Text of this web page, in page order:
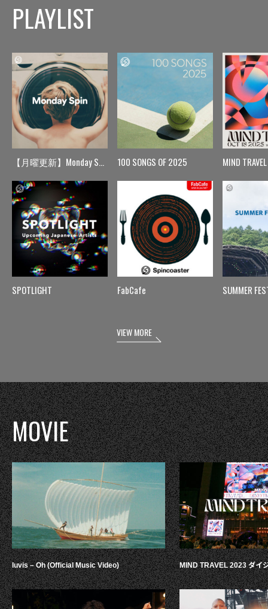
PLAYLIST
【月曜更新】Monday Spin
SPOTLIGHT
100 SONGS OF 2025
FabCafe
MIND TRAVEL
SUMMER
VIEW MORE
MOVIE
luvis – Oh (Official Music Video) MIND TRAVEL 2023 ダイ